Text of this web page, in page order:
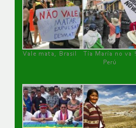
Vale mata, Brasil
Tía María no va !
Perú